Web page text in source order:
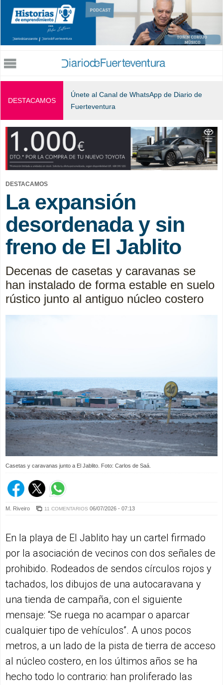
Jump to navigation
DESTACAMOS
Únete al Canal de WhatsApp de Diario de
Fuerteventura
DESTACAMOS
La expansión
desordenada y sin
freno de El Jablito
Decenas de casetas y caravanas se
han instalado de forma estable en suelo
rústico junto al antiguo núcleo costero
Casetas y caravanas junto a El Jablito. Foto: Carlos de Saá.
M. Riveiro 11 COMENTARIOS 06/07/2026 - 07:13
En la playa de El Jablito hay un cartel firmado
por la asociación de vecinos con dos señales de
prohibido. Rodeados de sendos círculos rojos y
tachados, los dibujos de una autocaravana y
una tienda de campaña, con el siguiente
mensaje: “Se ruega no acampar o aparcar
cualquier tipo de vehículos”. A unos pocos
metros, a un lado de la pista de tierra de acceso
al núcleo costero, en los últimos años se ha
hecho todo lo contrario: han proliferado las